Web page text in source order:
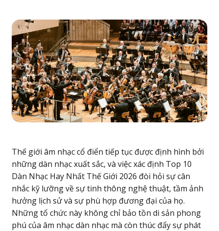
Thế giới âm nhạc cổ điển tiếp tục được định hình bởi
những dàn nhạc xuất sắc, và việc xác định Top 10
Dàn Nhạc Hay Nhất Thế Giới 2026 đòi hỏi sự cân
nhắc kỹ lưỡng về sự tinh thông nghệ thuật, tầm ảnh
hưởng lịch sử và sự phù hợp đương đại của họ.
Những tổ chức này không chỉ bảo tồn di sản phong
phú của âm nhạc dàn nhạc mà còn thúc đẩy sự phát